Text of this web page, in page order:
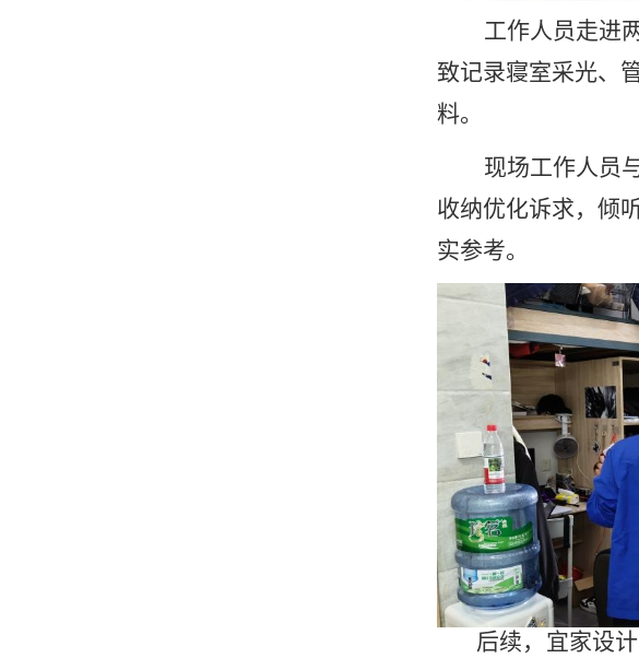
工作人员走进
致记录寝室采光、
料。
现场工作人员
收纳优化诉求，倾
实参考。
后续，宜家设计